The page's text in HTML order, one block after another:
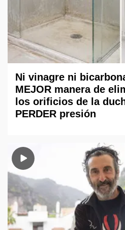
Ni vinagre ni
MEJOR manera de
los orificios de la
PERDER presión